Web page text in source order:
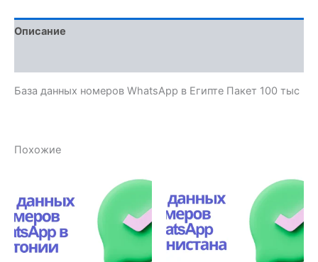
Описание
База данных номеров WhatsApp в Египте Пакет 100 тыс
Похожие